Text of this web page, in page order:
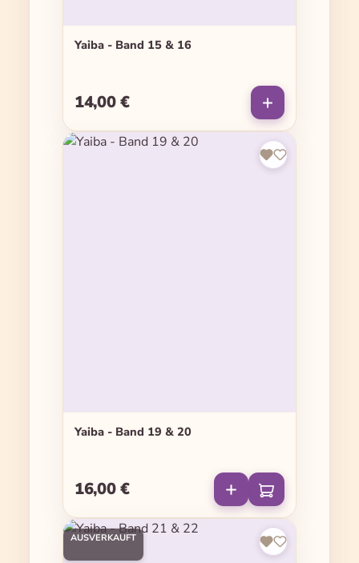
Yaiba - Band 15 & 16
Regulärer Preis:
14,00 €
Yaiba - Band 19 & 20
Regulärer Preis:
16,00 €
AUSVERKAUFT